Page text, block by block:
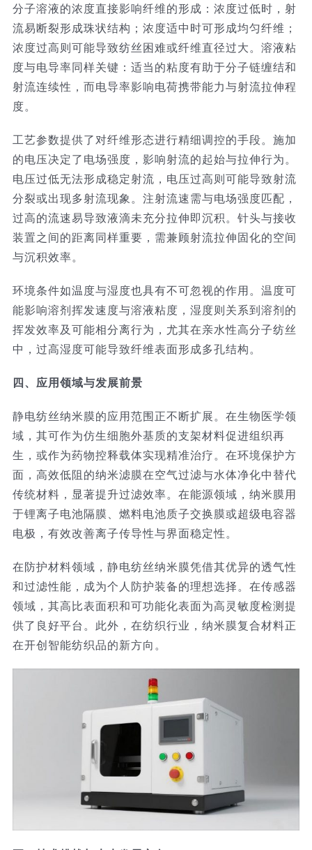
分子溶液的浓度直接影响纤维的形成：浓度过低时，射
流易断裂形成珠状结构；浓度适中时可形成均匀纤维；
浓度过高则可能导致纺丝困难或纤维直径过大。溶液粘
度与电导率同样关键：适当的粘度有助于分子链缠结和
射流连续性，而电导率影响电荷携带能力与射流拉伸程
度。
工艺参数提供了对纤维形态进行精细调控的手段。施加
的电压决定了电场强度，影响射流的起始与拉伸行为。
电压过低无法形成稳定射流，电压过高则可能导致射流
分裂或出现多射流现象。注射流速需与电场强度匹配，
过高的流速易导致液滴未充分拉伸即沉积。针头与接收
装置之间的距离同样重要，需兼顾射流拉伸固化的空间
与沉积效率。
环境条件如温度与湿度也具有不可忽视的作用。温度可
能影响溶剂挥发速度与溶液粘度，湿度则关系到溶剂的
挥发效率及可能相分离行为，尤其在亲水性高分子纺丝
中，过高湿度可能导致纤维表面形成多孔结构。
四、应用领域与发展前景
静电纺丝纳米膜的应用范围正不断扩展。在生物医学领
域，其可作为仿生细胞外基质的支架材料促进组织再
生，或作为药物控释载体实现精准治疗。在环境保护方
面，高效低阻的纳米滤膜在空气过滤与水体净化中替代
传统材料，显著提升过滤效率。在能源领域，纳米膜用
于锂离子电池隔膜、燃料电池质子交换膜或超级电容器
电极，有效改善离子传导性与界面稳定性。
在防护材料领域，静电纺丝纳米膜凭借其优异的透气性
和过滤性能，成为个人防护装备的理想选择。在传感器
领域，其高比表面积和可功能化表面为高灵敏度检测提
供了良好平台。此外，在纺织行业，纳米膜复合材料正
在开创智能纺织品的新方向。